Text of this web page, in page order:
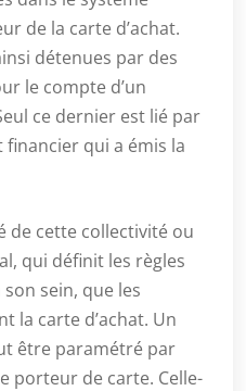
de la carte d’achat.
détenues par des
le compte d’un
ce dernier est lié par
financier qui a émis la
de cette collectivité ou
qui définit les règles
sein, que les
la carte d’achat. Un
être paramétré par
porteur de carte. Celle-